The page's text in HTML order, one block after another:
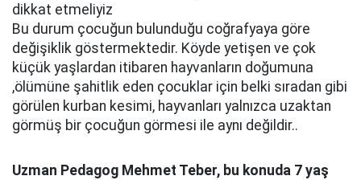
dikkat etmeliyiz
Bu durum çocuğun bulunduğu coğrafyaya göre
değişiklik göstermektedir. Köyde yetişen ve çok
küçük yaşlardan itibaren hayvanların doğumuna
,ölümüne şahitlik eden çocuklar için belki sıradan gibi
görülen kurban kesimi, hayvanları yalnızca uzaktan
görmüş bir çocuğun görmesi ile aynı değildir..
Uzman Pedagog Mehmet Teber, bu konuda 7 yaş